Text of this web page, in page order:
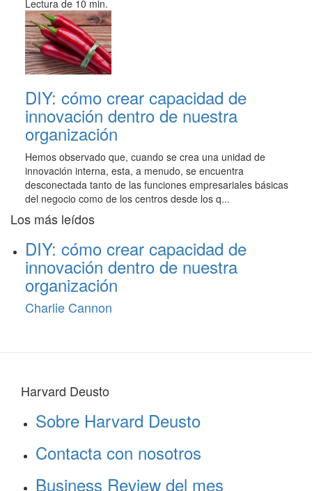
Lectura de 10 min.
DIY: cómo crear capacidad de
innovación dentro de nuestra
organización
Hemos observado que, cuando se crea una unidad de
innovación interna, esta, a menudo, se encuentra
desconectada tanto de las funciones empresariales básicas
del negocio como de los centros desde los q...
Los más leídos
DIY: cómo crear capacidad de
innovación dentro de nuestra
organización
Charlie Cannon
Harvard Deusto
Sobre Harvard Deusto
Contacta con nosotros
Business Review del mes